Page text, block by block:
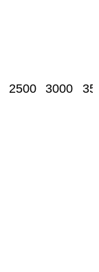
2500 3000